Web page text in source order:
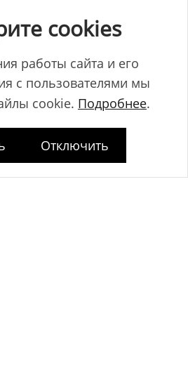
юстиции Гродненского
cookies
работы сайта и его
с пользователями мы
cookie. Подробнее.
Отключить